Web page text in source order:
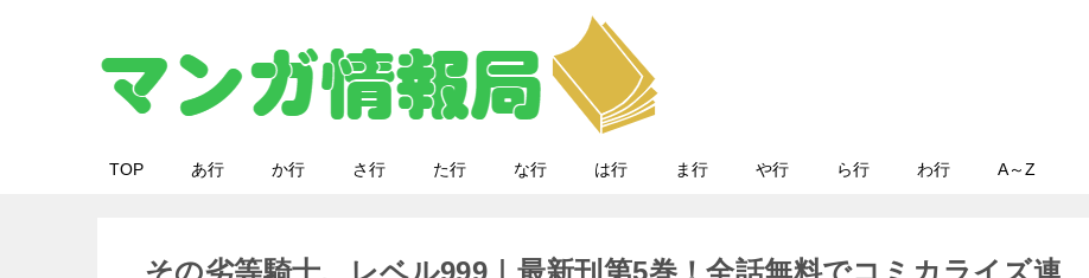
TOP あ行 か行 さ行 た行 な行 は行 ま行 や行 ら行 わ行 A～Z
その劣等騎士、レベル999｜最新刊第5巻！全話無料でコミカライズ連